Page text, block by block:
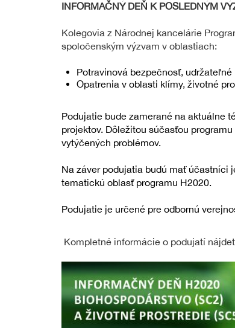
INFORMAČNÝ DEŇ K POSLEDNÝM
Kolegovia z Národnej kancelárie
spoločenským výzvam v oblastiach:
Potravinová bezpečnosť,
Opatrenia v oblasti klímy, životné
Podujatie bude zamerané na aktuálne
projektov. Dôležitou súčasťou
vytýčených problémov.
Na záver podujatia budú mať účastníci
tematickú oblasť programu H2020.
Podujatie je určené pre odbornú
Kompletné informácie o podujatí